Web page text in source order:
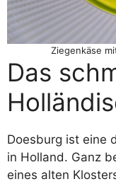
Ziegenkäse
Das
Doesburg ist eine
in Holland. Ganz
eines alten